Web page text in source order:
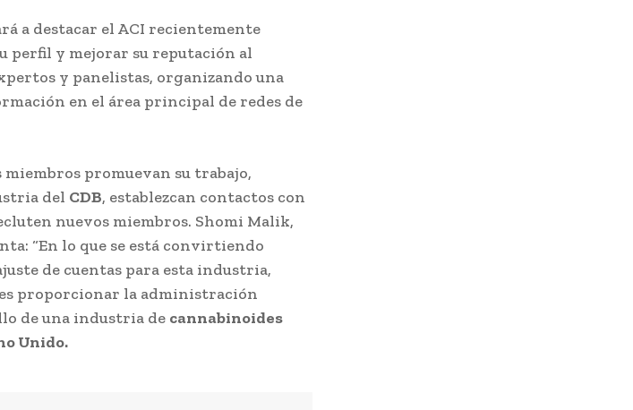
a destacar el ACI recientemente
perfil y mejorar su reputación al
y panelistas, organizando una
en el área principal de redes de
promuevan su trabajo,
del CDB, establezcan contactos con
nuevos miembros. Shomi Malik,
“En lo que se está convirtiendo
de cuentas para esta industria,
proporcionar la administración
de una industria de cannabinoides
Unido.